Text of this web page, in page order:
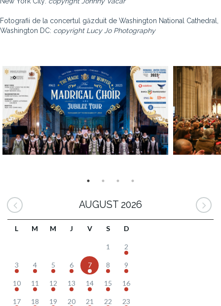
Fotografii de la concertul găzduit de Washington National Cathedral
Washington DC: copyright Lucy Jo Photography
AUGUST 2026
L M M J V S D
1 2
3 4 5 6 7 8 9
10 11 12 13 14 15 16
17 18 19 20 21 22 23